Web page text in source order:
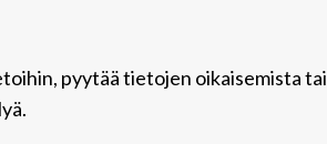
pyytää tietojen oikaisemista tai